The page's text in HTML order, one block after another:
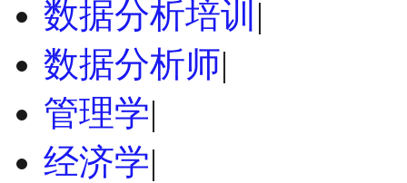
数据分析培训 |
数据分析师|
管理学|
经济学|